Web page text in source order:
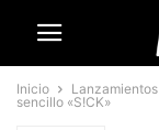
Inicio Lanzamientos
sencillo «S!CK»